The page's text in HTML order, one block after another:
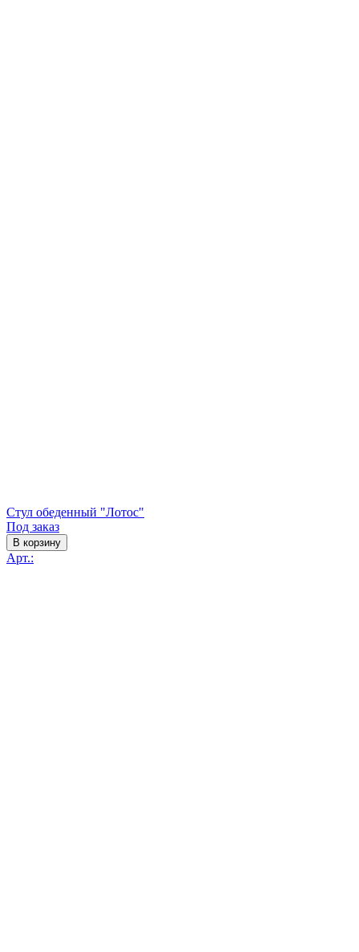
Стул обеденный "Лотос"
Под заказ
В корзину
Арт.: